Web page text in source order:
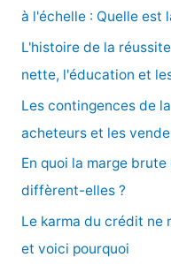
r
à l'échelle : Quelle est
L'histoire de la
nette, l'éducation et
Les contingences de
acheteurs et les
En quoi la marge
diffèrent-elles ?
Le karma du crédit ne
et voici pourquoi